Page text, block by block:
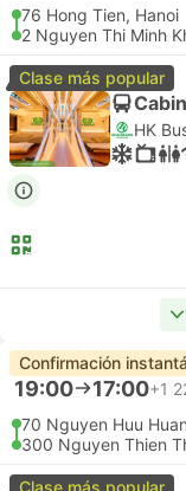
76 Hong Tien, Hanoi
2 Nguyen Thi Minh
Clase más popular
HK
Confirmación
19:00 17:00+1
70 Nguyen Huu
300 Nguyen Thien
Clase más popular